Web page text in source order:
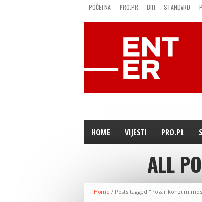
POČETNA PRO.PR BIH STANDARD
FILMING LOCATION IN BH
KONTAKT
HOME VIJESTI PRO.PR
ALL
Home / Posts tagged "Pozar konzum